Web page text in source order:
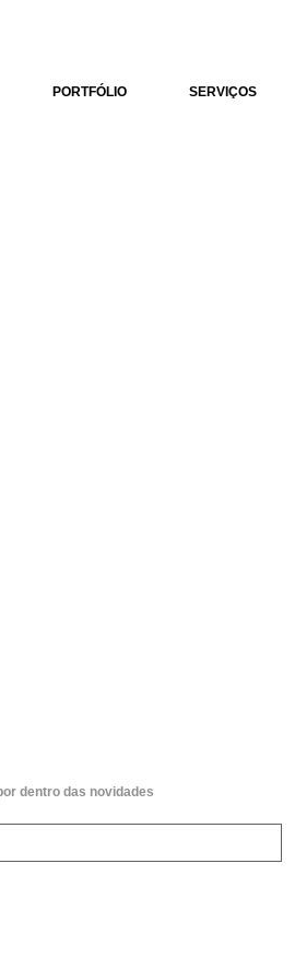
PORTFÓLIO SERVIÇOS
dentro das novidades